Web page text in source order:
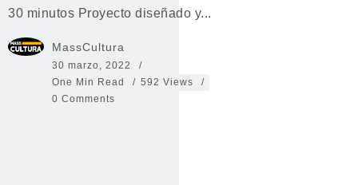
30 minutos Proyecto diseñado y...
MassCultura
30 marzo, 2022
One Min Read
592 Views
0 Comments